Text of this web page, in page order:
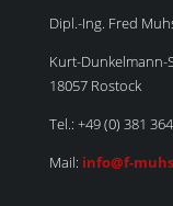
Dipl.-Ing. Fred
Kurt-Dunkelmann-
18057 Rostock
Tel.: +49 (0) 381
Mail: info@f-